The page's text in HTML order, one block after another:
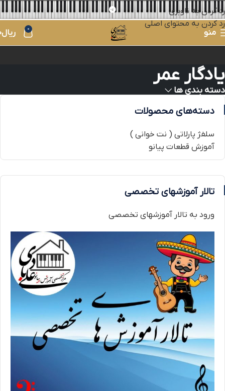
رد کردن به ناوبری
رد کردن به محتوای اصلی
منو
0 ریال
یادگار عمر
دسته بندی ها
دسته‌های محصولات
سلفژ پارلاتی ( نت خوانی )
آموزش قطعات پیانو
تالار آموزشهای تخصصی
ورود به تالار آموزشهای تخصصی